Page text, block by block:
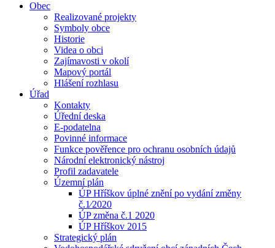
Obec
Realizované projekty
Symboly obce
Historie
Videa o obci
Zajímavosti v okolí
Mapový portál
Hlášení rozhlasu
Úřad
Kontakty
Úřední deska
E-podatelna
Povinné informace
Funkce pověřence pro ochranu osobních údajů
Národní elektronický nástroj
Profil zadavatele
Územní plán
ÚP Hříškov úplné znění po vydání změny
č.1⁄2020
ÚP změna č.1 2020
ÚP Hříškov 2015
Strategický plán